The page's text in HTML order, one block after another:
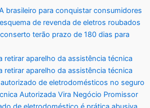
brasileiro para conquistar consumidores
de revenda de eletros roubados
terão prazo de 180 dias para
retirar aparelho da assistência técnica
retirar aparelho da assistência técnica
de eletrodomésticos no seguro
Autorizada Vira Negócio Promissor